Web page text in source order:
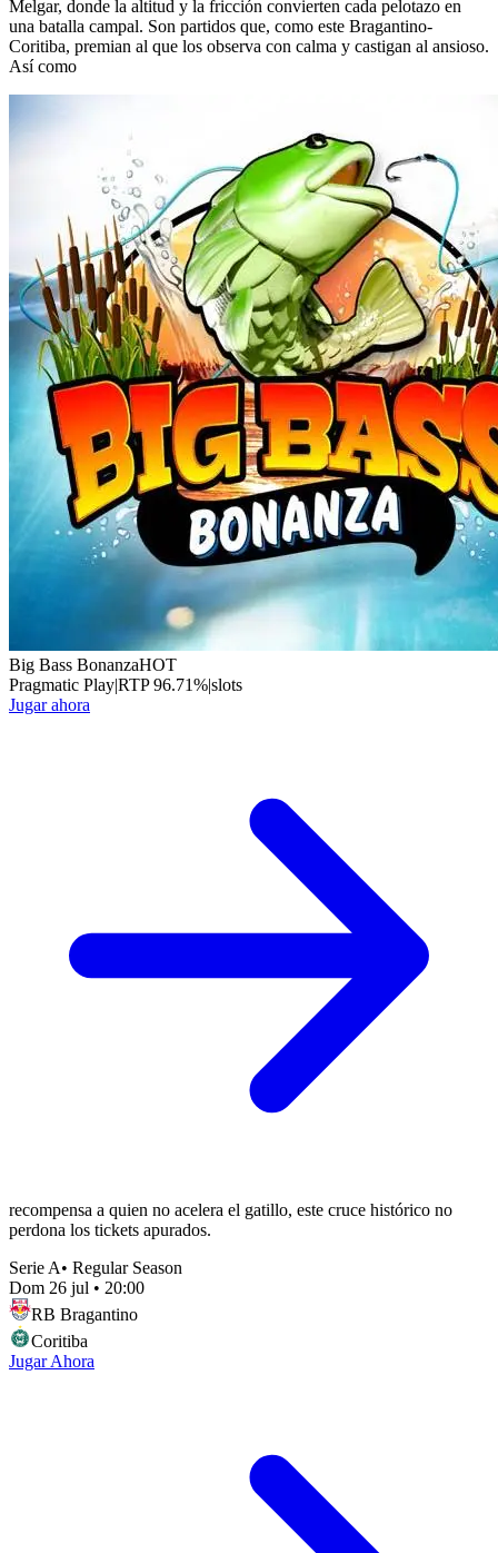
Melgar, donde la altitud y la fricción convierten cada pelotazo en
una batalla campal. Son partidos que, como este Bragantino-
Coritiba, premian al que los observa con calma y castigan al ansioso.
Así como
Big Bass BonanzaHOT
Pragmatic Play|RTP96.71%|slots
Jugar ahora
recompensa a quien no acelera el gatillo, este cruce histórico no
perdona los tickets apurados.
Serie A• Regular Season
Dom 26 jul • 20:00
RB Bragantino
Coritiba
Jugar Ahora